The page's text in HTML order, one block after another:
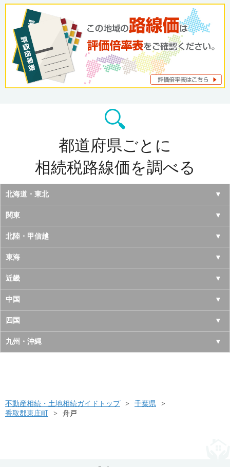
都道府県ごとに
相続税路線価を調べる
北海道・東北
北海道
青森県
岩手県
宮城県
秋田県
山形県
福島県
関東
東京都
神奈川県
千葉県
埼玉県
茨城県
栃木県
北陸・甲信越
山梨県
長野県
新潟県
富山県
石川県
東海
愛知県
岐阜県
三重県
静岡県
近畿
大阪府
京都府
兵庫県
和歌山県
中国
鳥取県
島根県
山口県
四国
徳島県
高知県
九州・沖縄
長崎県
不動産相続・土地相続ガイドトップ
千葉県
香取郡東庄町
舟戸